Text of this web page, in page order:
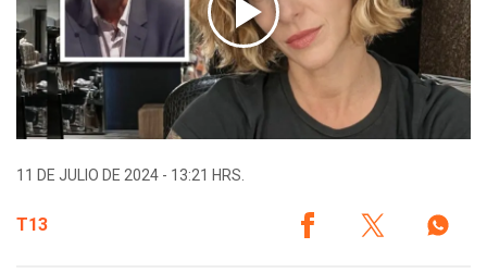
11 DE JULIO DE 2024 - 13:21 HRS.
T13